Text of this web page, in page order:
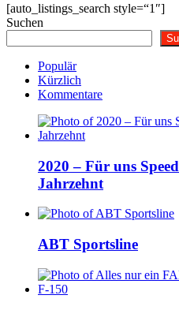
[auto_listings_search style=“1″]
Suchen
Populär
Kürzlich
Kommentare
2020 – Für uns
Jahrzehnt
ABT Sportsline